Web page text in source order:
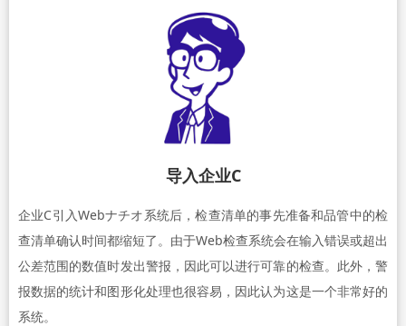
导入企业C
企业C引入Webナチオ系统后，检查清单的事先准备和品管中的检
查清单确认时间都缩短了。由于Web检查系统会在输入错误或超出
公差范围的数值时发出警报，因此可以进行可靠的检查。此外，警
报数据的统计和图形化处理也很容易，因此认为这是一个非常好的
系统。